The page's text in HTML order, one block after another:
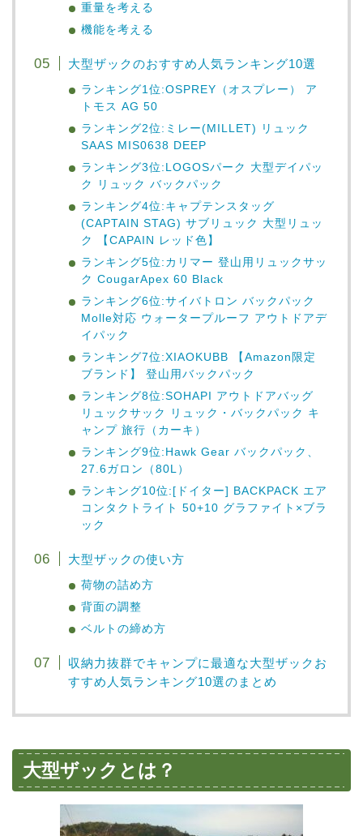
重量を考える
機能を考える
大型ザックのおすすめ人気ランキング10選
ランキング1位:OSPREY（オスプレー） ア
トモス AG 50
ランキング2位:ミレー(MILLET) リュック
SAAS MIS0638 DEEP
ランキング3位:LOGOSパーク 大型デイパッ
ク リュック バックパック
ランキング4位:キャプテンスタッグ
(CAPTAIN STAG) サブリュック 大型リュッ
ク 【CAPAIN レッド色】
ランキング5位:カリマー 登山用リュックサッ
ク CougarApex 60 Black
ランキング6位:サイバトロン バックパック
Molle対応 ウォータープルーフ アウトドアデ
イパック
ランキング7位:XIAOKUBB 【Amazon限定
ブランド】 登山用バックパック
ランキング8位:SOHAPI アウトドアバッグ
リュックサック リュック・バックパック キ
ャンプ 旅行（カーキ）
ランキング9位:Hawk Gear バックパック、
27.6ガロン（80L）
ランキング10位:[ドイター] BACKPACK エア
コンタクトライト 50+10 グラファイト×ブラ
ック
大型ザックの使い方
荷物の詰め方
背面の調整
ベルトの締め方
収納力抜群でキャンプに最適な大型ザックお
すすめ人気ランキング10選のまとめ
大型ザックとは？